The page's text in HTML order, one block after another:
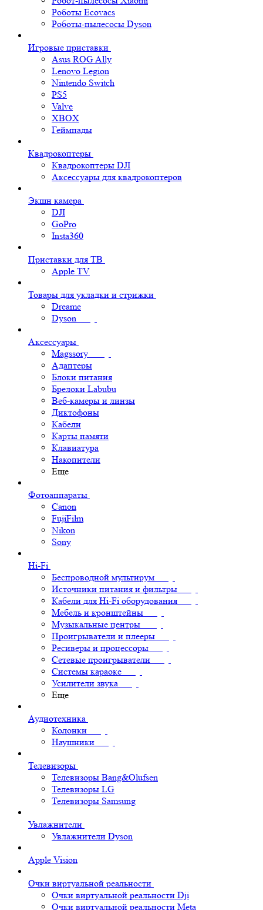
Роботы Ecovacs
Роботы-пылесосы Dyson
Игровые приставки
Asus ROG Ally
Lenovo Legion
Nintendo Switch
PS5
Valve
XBOX
Геймпады
Квадрокоптеры
Квадрокоптеры DJI
Аксессуары для квадрокоптеров
Экшн камера
DJI
GoPro
Insta360
Приставки для ТВ
Apple TV
Товары для укладки и стрижки
Dreame
Dyson
Аксессуары
Magssory
Адаптеры
Блоки питания
Брелоки Labubu
Веб-камеры и линзы
Диктофоны
Кабели
Карты памяти
Клавиатура
Накопители
Еще
Фотоаппараты
Canon
FujiFilm
Nikon
Sony
Hi-Fi
Беспроводной мультирум
Источники питания и фильтры
Кабели для Hi-Fi оборудования
Мебель и кронштейны
Музыкальные центры
Проигрыватели и плееры
Ресиверы и процессоры
Сетевые проигрыватели
Системы караоке
Усилители звука
Еще
Аудиотехника
Колонки
Наушники
Телевизоры
Телевизоры Bang&Olufsen
Телевизоры LG
Телевизоры Samsung
Увлажнители
Увлажнители Dyson
Apple Vision
Очки виртуальной реальности
Очки виртуальной реальности Dji
Очки виртуальной реальности Meta